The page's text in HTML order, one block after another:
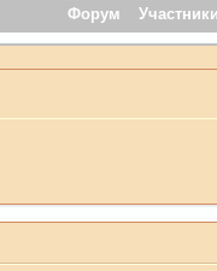
Форум Участники